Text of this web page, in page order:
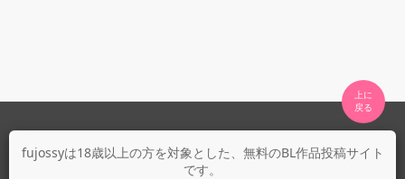
fujossyは18歳以上の方を対象とした、無料のBL作品投稿サイト
です。
上に
fujossyについて